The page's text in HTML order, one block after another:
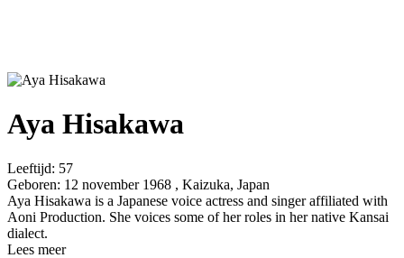
Aya Hisakawa
Leeftijd: 57
Geboren: 12 november 1968 , Kaizuka, Japan
Aya Hisakawa is a Japanese voice actress and singer affiliated with
Aoni Production. She voices some of her roles in her native Kansai
dialect.
Lees meer